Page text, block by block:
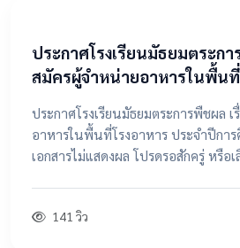
ประกาศโรงเรียนมัธยมตระกา
สมัครผู้จำหน่ายอาหารในพื้นที่
ปีการศึกษา ๒๕๖๙
ประกาศโรงเรียนมัธยมตระการพืชผล
อาหารในพื้นที่โรงอาหาร ประจำปีการศึก
เอกสารไม่แสดงผล โปรดรอสักครู่ หรือ
141 วิว